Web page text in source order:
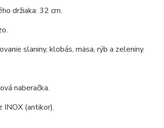
držiaka: 32 cm.
slaniny, klobás, mäsa, rýb a zeleniny.
naberačka.
INOX (antikor).